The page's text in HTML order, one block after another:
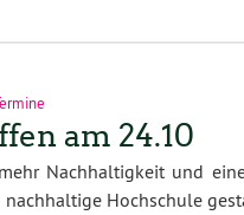
am 24.10
Nachhaltigkeit und
Hochschule